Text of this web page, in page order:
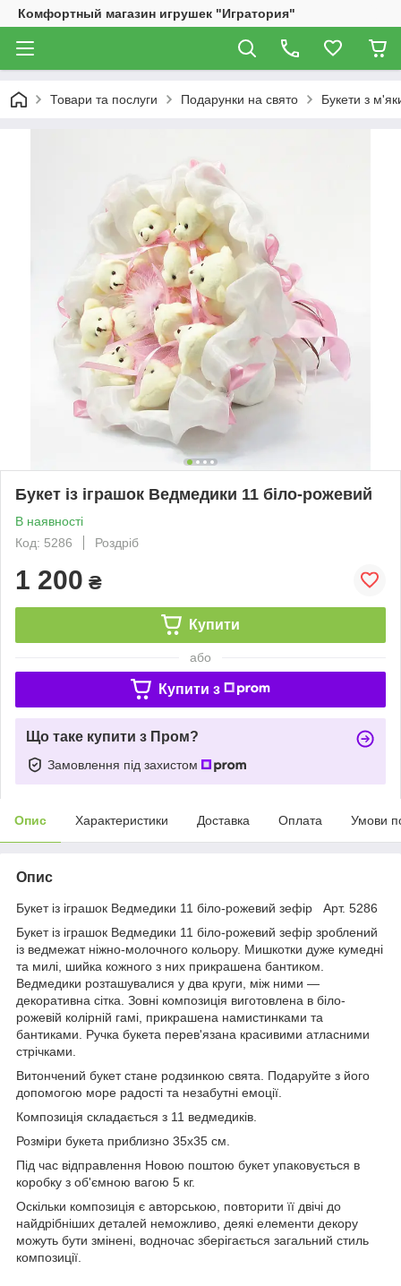
Комфортный магазин игрушек "Игратория"
Товари та послуги Подарунки на свято Букети з
Букет із іграшок Ведмедики 11 біло-рожевий
В наявності
Код: 5286
Роздріб
1 200 ₴
Купити
або
Купити з
Що таке купити з Пром?
Замовлення під захистом
Опис Характеристики Доставка Оплата Умови
Опис
Букет із іграшок Ведмедики 11 біло-рожевий зефір Арт. 5286
Букет із іграшок Ведмедики 11 біло-рожевий зефір зроблений
із ведмежат ніжно-молочного кольору. Мишкотки дуже кумедні
та милі, шийка кожного з них прикрашена бантиком.
Ведмедики розташувалися у два круги, між ними —
декоративна сітка. Зовні композиція виготовлена в біло-
рожевій колірній гамі, прикрашена намистинками та
бантиками. Ручка букета перев'язана красивими атласними
стрічками.
Витончений букет стане родзинкою свята. Подаруйте з його
допомогою море радості та незабутні емоції.
Композиція складається з 11 ведмедиків.
Розміри букета приблизно 35х35 см.
Під час відправлення Новою поштою букет упаковується в
коробку з об'ємною вагою 5 кг.
Оскільки композиція є авторською, повторити її двічі до
найдрібніших деталей неможливо, деякі елементи декору
можуть бути змінені, водночас зберігається загальний стиль
композиції.